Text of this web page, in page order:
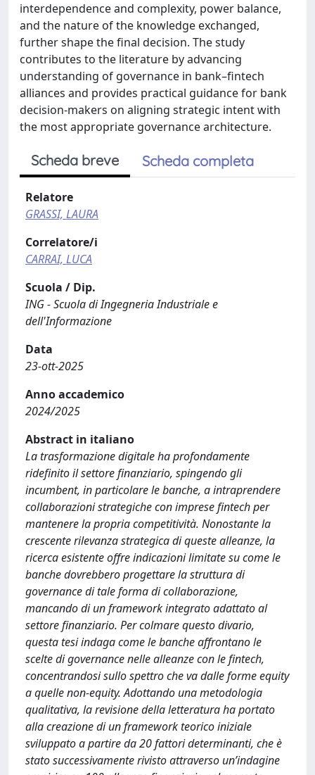
interdependence and complexity, power balance,
and the nature of the knowledge exchanged,
further shape the final decision. The study
contributes to the literature by advancing
understanding of governance in bank–fintech
alliances and provides practical guidance for bank
decision-makers on aligning strategic intent with
the most appropriate governance architecture.
Scheda breve Scheda completa
Relatore
GRASSI, LAURA
Correlatore/i
CARRAI, LUCA
Scuola / Dip.
ING - Scuola di Ingegneria Industriale e
dell'Informazione
Data
23-ott-2025
Anno accademico
2024/2025
Abstract in italiano
La trasformazione digitale ha profondamente
ridefinito il settore finanziario, spingendo gli
incumbent, in particolare le banche, a intraprendere
collaborazioni strategiche con imprese fintech per
mantenere la propria competitività. Nonostante la
crescente rilevanza strategica di queste alleanze, la
ricerca esistente offre indicazioni limitate su come le
banche dovrebbero progettare la struttura di
governance di tale forma di collaborazione,
mancando di un framework integrato adattato al
settore finanziario. Per colmare questo divario,
questa tesi indaga come le banche affrontano le
scelte di governance nelle alleanze con le fintech,
concentrandosi sullo spettro che va dalle forme equity
a quelle non-equity. Adottando una metodologia
qualitativa, la revisione della letteratura ha portato
alla creazione di un framework teorico iniziale
sviluppato a partire da 20 fattori determinanti, che è
stato successivamente rivisto attraverso un’indagine